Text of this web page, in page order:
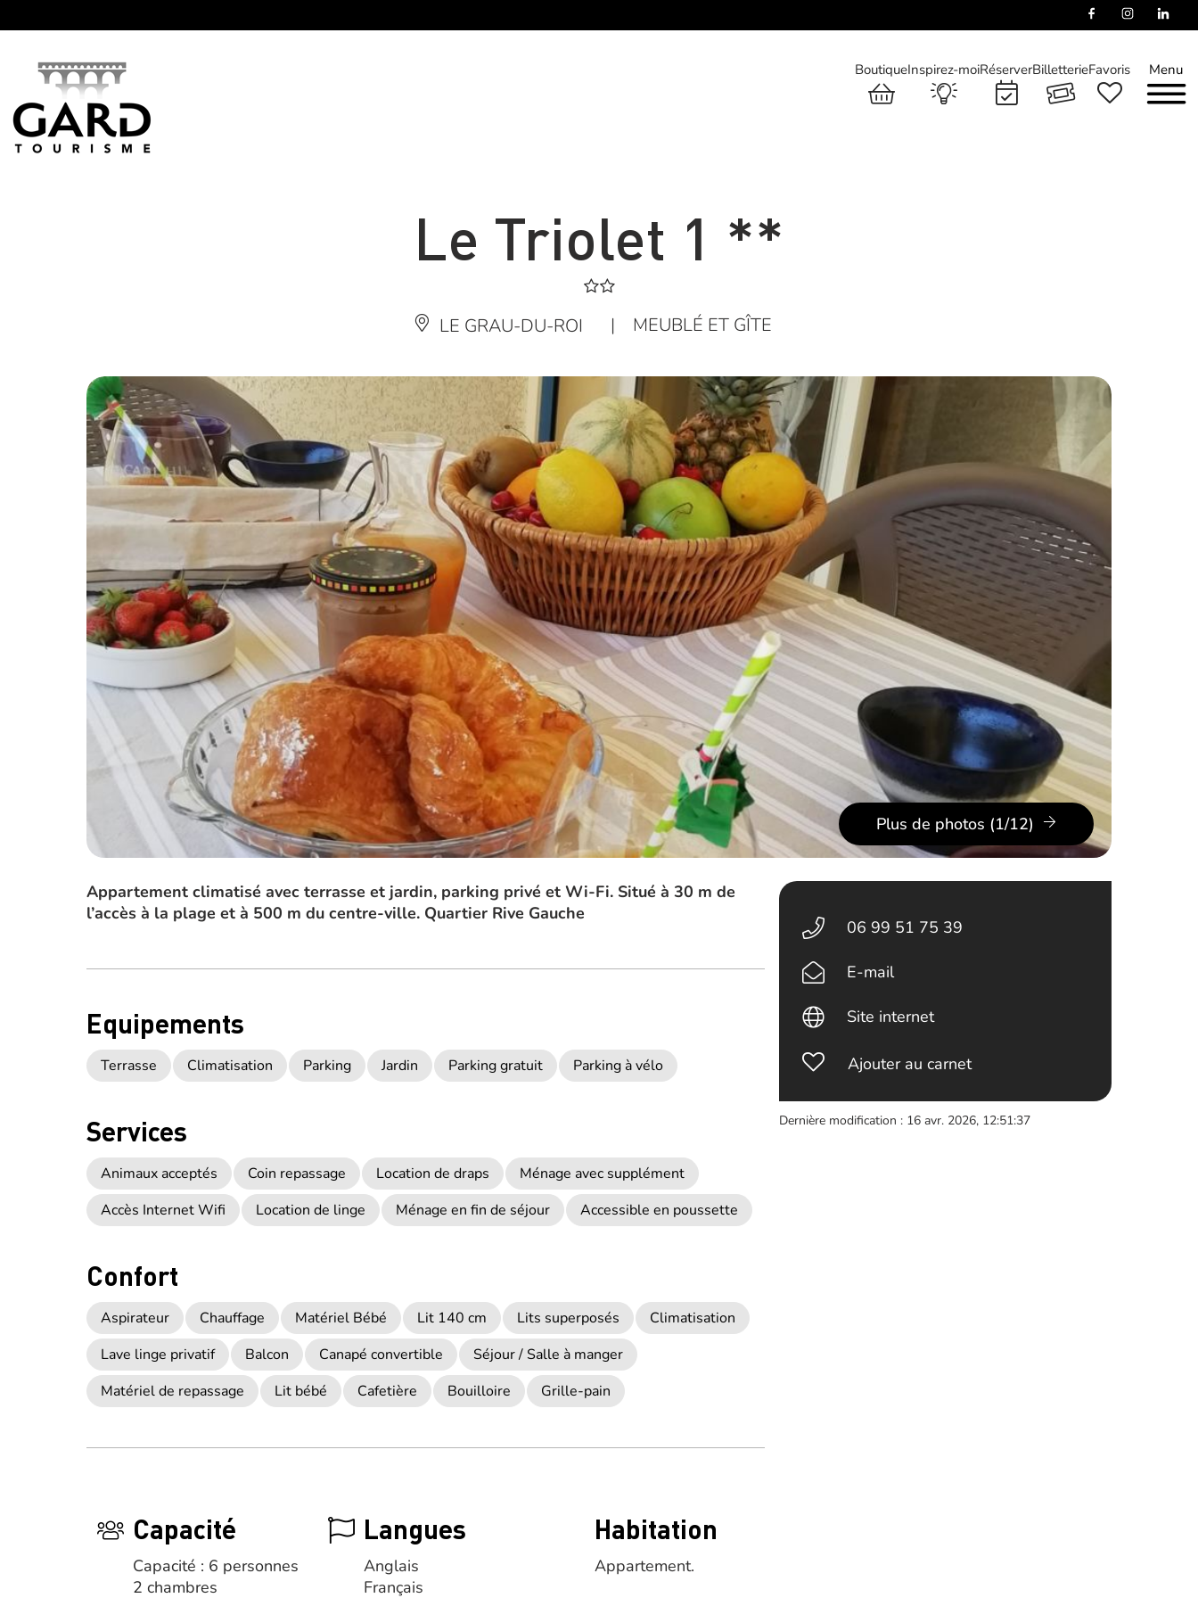
Menu
BoutiqueInspirez-moiRéserverBilletterieFavoris
Le Triolet 1 **
LE GRAU-DU-ROI | MEUBLÉ ET GÎTE
Plus de photos (1/12)
Appartement climatisé avec terrasse et jardin, parking privé et Wi-Fi. Situé à 30 m de
l’accès à la plage et à 500 m du centre-ville. Quartier Rive Gauche
Equipements
Terrasse Climatisation Parking Jardin Parking gratuit Parking à vélo
Services
Animaux acceptés Coin repassage Location de draps
Ménage avec supplément
Accès Internet Wifi
Location de linge Ménage en fin de séjour Accessible en poussette
Confort
Aspirateur Chauffage Matériel Bébé Lit 140 cm Lits superposés
Climatisation
Lave linge privatif
Balcon Canapé convertible
Séjour / Salle à manger
Matériel de repassage
Lit bébé Cafetière Bouilloire Grille-pain
Capacité
Capacité : 6 personnes
2 chambres
Langues
Anglais
Français
Habitation
Appartement.
06 99 51 75 39
E-mail
Site internet
Ajouter au carnet
Dernière modification : 16 avr. 2026, 12:51:37